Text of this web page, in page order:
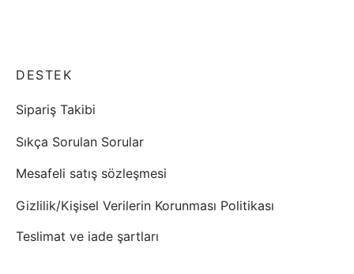
DESTEK
Sipariş Takibi
Sıkça Sorulan Sorular
Mesafeli satış sözleşmesi
Gizlilik/Kişisel Verilerin Korunması Politikası
Teslimat ve iade şartları